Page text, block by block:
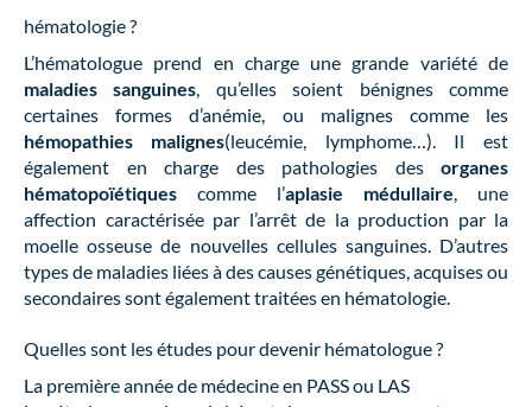
hématologie ?
L’hématologue prend en charge une grande variété de
maladies sanguines , qu’elles soient bénignes comme
certaines formes d’anémie, ou malignes comme les
hémopathies malignes(leucémie, lymphome…). Il est
également en charge des pathologies des organes
hématopoïétiques comme l’aplasie médullaire , une
affection caractérisée par l’arrêt de la production par la
moelle osseuse de nouvelles cellules sanguines. D’autres
types de maladies liées à des causes génétiques, acquises ou
secondaires sont également traitées en hématologie.
Quelles sont les études pour devenir hématologue ?
La première année de médecine en PASS ou LAS